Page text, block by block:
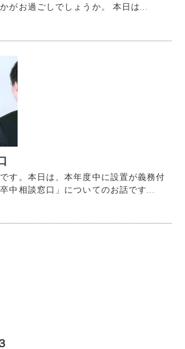
がお過ごしでしょうか。 本日は...
す。本日は、本年度中に設置が義務付
中相談窓口」についてのお話です...